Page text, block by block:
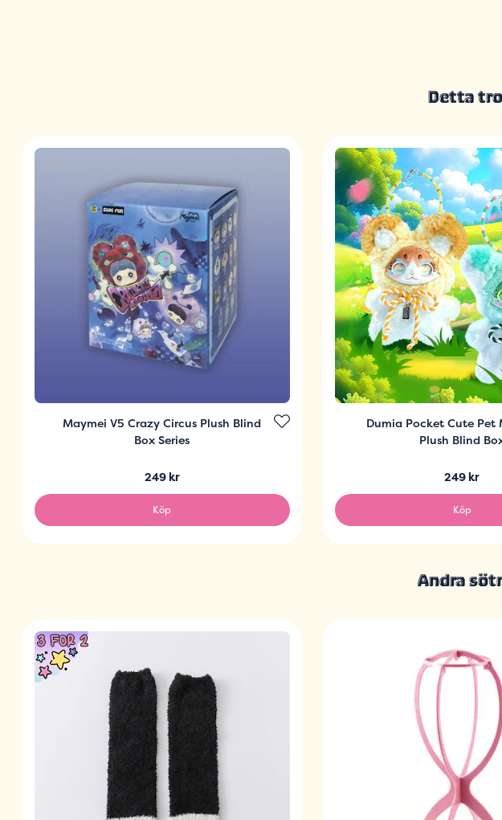
Detta
Maymei V5 Crazy Circus Plush Blind
Box Series
249 kr
Köp
Dumia Pocket Cute Pet
Plush Blind
249 kr
Köp
Andra